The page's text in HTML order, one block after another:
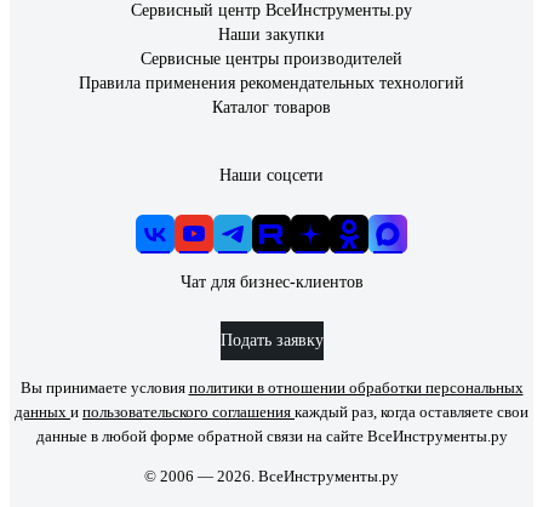
Сервисный центр ВсеИнструменты.ру
Наши закупки
Сервисные центры производителей
Правила применения рекомендательных технологий
Каталог товаров
Наши соцсети
Чат для бизнес-клиентов
Подать заявку
Вы принимаете условия политики в отношении обработки персональных
данных и пользовательского соглашения каждый раз, когда оставляете свои
данные в любой форме обратной связи на сайте ВсеИнструменты.ру
© 2006 — 2026. ВсеИнструменты.ру